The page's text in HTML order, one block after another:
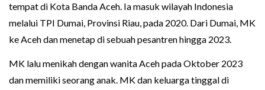
tempat di Kota Banda Aceh. Ia masuk wilayah Indonesia
melalui TPI Dumai, Provinsi Riau, pada 2020. Dari Dumai, MK
ke Aceh dan menetap di sebuah pesantren hingga 2023.
MK lalu menikah dengan wanita Aceh pada Oktober 2023
dan memiliki seorang anak. MK dan keluarga tinggal di